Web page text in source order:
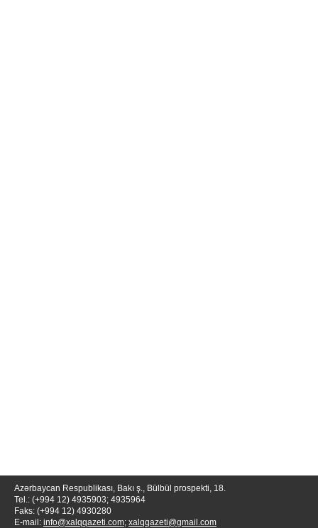
Azərbaycan Respublikası, Bakı ş., Bülbül prospekti, 18.
Tel.: (+994 12) 4935903; 4935964
Faks: (+994 12) 4930280
E-mail: info@xalqqazeti.com; xalqqazeti@gmail.com